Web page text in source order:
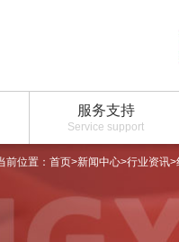
服务支持
Service support
前位置： 首页>新闻中心>行业资讯>